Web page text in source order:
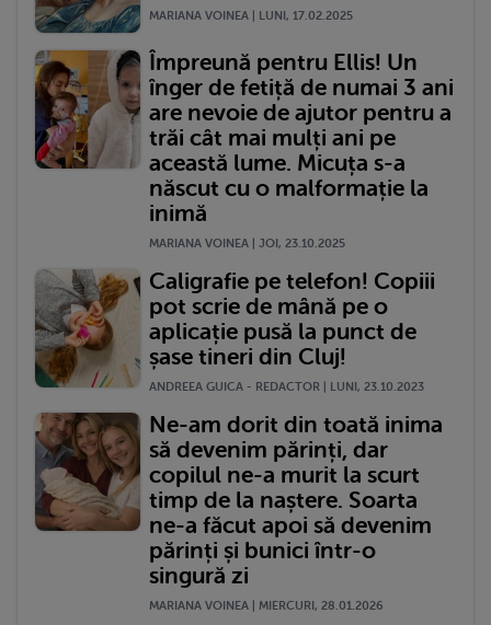
MARIANA VOINEA | LUNI, 17.02.2025
Împreună pentru Ellis! Un
înger de fetiță de numai 3 ani
are nevoie de ajutor pentru a
trăi cât mai mulți ani pe
această lume. Micuța s-a
născut cu o malformație la
inimă
MARIANA VOINEA | JOI, 23.10.2025
Caligrafie pe telefon! Copiii
pot scrie de mână pe o
aplicație pusă la punct de
șase tineri din Cluj!
ANDREEA GUICA - REDACTOR | LUNI, 23.10.2023
Ne-am dorit din toată inima
să devenim părinți, dar
copilul ne-a murit la scurt
timp de la naștere. Soarta
ne-a făcut apoi să devenim
părinți și bunici într-o
singură zi
MARIANA VOINEA | MIERCURI, 28.01.2026